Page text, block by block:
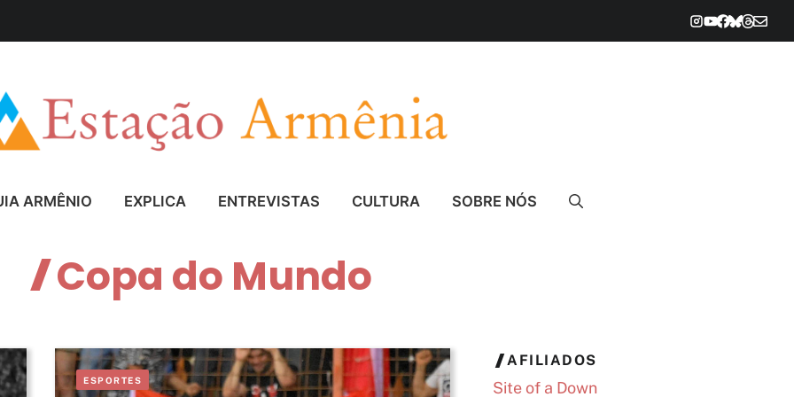
ARMÊNIO EXPLICA ENTREVISTAS CULTURA SOBRE NÓS
Copa do Mundo
ESPORTES
AFILIADOS
Site of a Down